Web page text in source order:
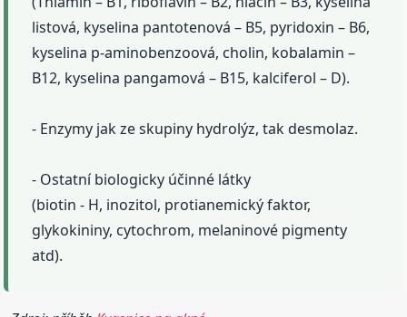
listová, kyselina pantotenová – B5, pyridoxin – B6,
kyselina p-aminobenzoová, cholin, kobalamin –
B12, kyselina pangamová – B15, kalciferol – D).
- Enzymy jak ze skupiny hydrolýz, tak desmolaz.
- Ostatní biologicky účinné látky
(biotin - H, inozitol, protianemický faktor,
glykokininy, cytochrom, melaninové pigmenty
atd).